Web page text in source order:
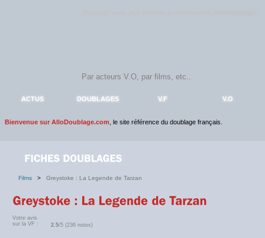
ACTUS DOUBLAGES V.F V.O
Bienvenue sur AlloDoublage.com , le site référence du doublage français.
Films > Greystoke : La Legende de Tarzan
Votre avis
sur la VF :
2.5/5 (236 notes)